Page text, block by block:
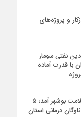
و پروژه‌های
نفتی سومار
با قدرت آماده
پتروشیمی جم به یاری سلامت بوشهر آمد؛ ۵
درمانی استان